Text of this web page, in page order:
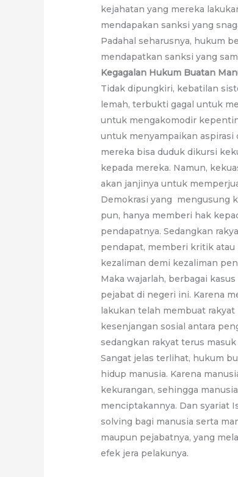
kejahatan yang mereka
mendapakan sanksi yang
Padahal seharusnya, hukum
mendapatkan sanksi yang
Kegagalan Hukum Buatan
Tidak dipungkiri, kebatilan
lemah, terbukti gagal untuk
untuk mengakomodir
untuk menyampaikan aspirasi
mereka bisa duduk dikursi
kepada mereka. Namun,
akan janjinya untuk
Demokrasi yang mengusung
pun, hanya memberi hak
pendapatnya. Sedangkan
pendapat, memberi kritik
kezaliman demi kezaliman
Maka wajarlah, berbagai
pejabat di negeri ini. Karena
lakukan telah membuat rakyat
kesenjangan sosial antara
sedangkan rakyat terus
Sangat jelas terlihat, hukum
hidup manusia. Karena
kekurangan, sehingga
menciptakannya. Dan syariat
solving bagi manusia serta
maupun pejabatnya, yang
efek jera pelakunya.